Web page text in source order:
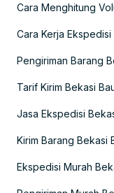
Cara Menghitung
Cara Kerja
Pengiriman Barang
Tarif Kirim Bekasi
Jasa Ekspedisi
Kirim Barang Bekasi
Ekspedisi Murah